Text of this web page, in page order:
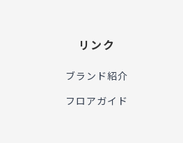
リンク
ブランド紹介
フロアガイド